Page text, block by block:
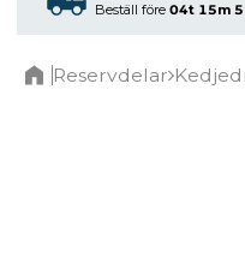
Beställ före 04t 15m
Reservdelar